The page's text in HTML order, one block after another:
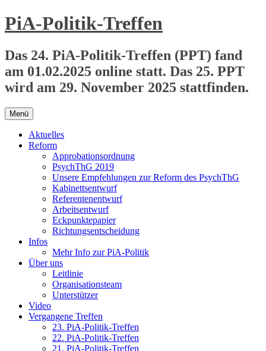
Zum
Inhalt
PiA-Politik-Treffen
Das 24. PiA-Politik-Treffen (PPT) fand
am 01.02.2025 online statt. Das 25. PPT
wird am 29. November 2025 stattfinden.
Menü
Aktuelles
Reform
Approbationsordnung
PsychThG 2019
Unsere Empfehlungen zur Reform des PsychThG
Kabinettsentwurf
Referentenentwurf
Arbeitsentwurf
Eckpunktepapier
Richtungsentscheidung
Infos
Mehr Info zur PiA-Politik
Über uns
Leitlinie
Organisationsteam
Unterstützer
Video
Vergangene Treffen
23. PiA-Politik-Treffen
22. PiA-Politik-Treffen
21. PiA-Politik-Treffen